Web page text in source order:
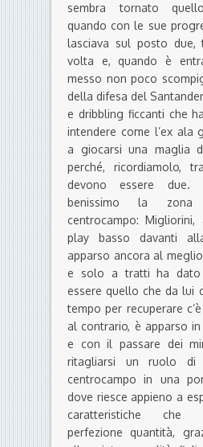
sembra tornato
quando con le sue
lasciava sul posto due,
volta e, quando è
messo non poco
della difesa del
e dribbling ficcanti che
intendere come l’ex ala
a giocarsi una maglia
perché, ricordiamolo,
devono essere due.
benissimo la zona
centrocampo: Migliorini,
play basso davanti
apparso ancora al
e solo a tratti ha dato
essere quello che da lui
tempo per recuperare
al contrario, è apparso
e con il passare dei
ritagliarsi un ruolo di
centrocampo in una
dove riesce appieno a
caratteristiche che
perfezione quantità,